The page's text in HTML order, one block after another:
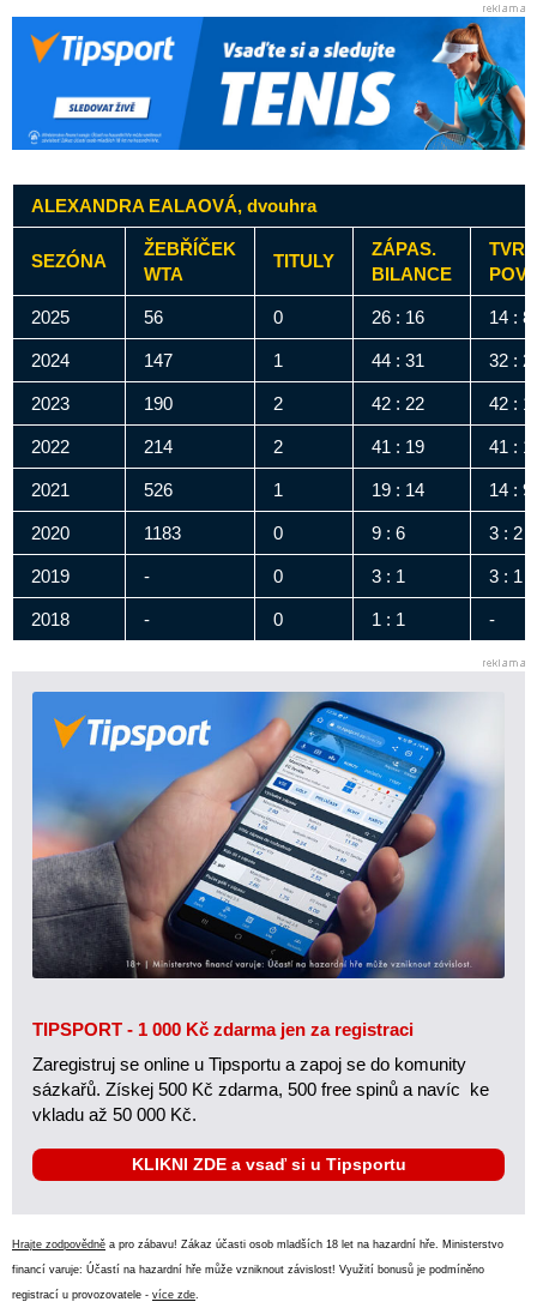
ALEXANDRA EALAOVÁ, dvouhra
SEZÓNA
ŽEBŘÍČEK
WTA
TITULY
ZÁPAS.
BILANCE
2025 56 0 26 : 16 14 : 8
2024 147 1 44 : 31 32 :
2023 190 2 42 : 22 42 :
2022 214 2 41 : 19 41 :
2021 526 1 19 : 14 14 : 9
2020 1183 0 9 : 6 3 : 2
2019 - 0 3 : 1 3 : 1
2018 - 0 1 : 1 -
TIPSPORT - 1 000 Kč zdarma jen za registraci
Zaregistruj se online u Tipsportu a zapoj se do komunity
sázkařů. Získej 500 Kč zdarma, 500 free spinů a navíc ke
vkladu až 50 000 Kč.
KLIKNI ZDE a vsaď si u Tipsportu
Hrajte zodpovědně a pro zábavu! Zákaz účasti osob mladších 18 let na hazardní hře. Ministerstvo
financí varuje: Účastí na hazardní hře může vzniknout závislost! Využití bonusů je podmíněno
registrací u provozovatele - více zde